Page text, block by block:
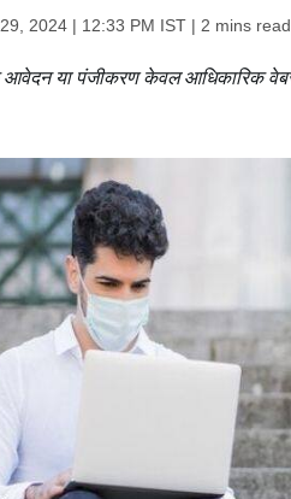
2024 | 12:33 PM IST| 2 mins read
या पंजीकरण केवल आधिकारिक